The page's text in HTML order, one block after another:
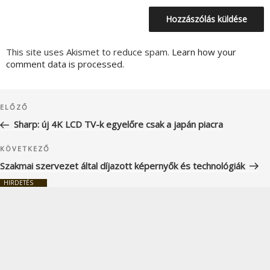
This site uses Akismet to reduce spam. Learn how your
comment data is processed.
navigáció
Korábbi
bejegyzés
ELŐZŐ
Sharp: új 4K LCD TV-k egyelőre csak a japán piacra
Következő
bejegyzés
KÖVETKEZŐ
Szakmai szervezet által díjazott képernyők és technológiák
HIRDETÉS